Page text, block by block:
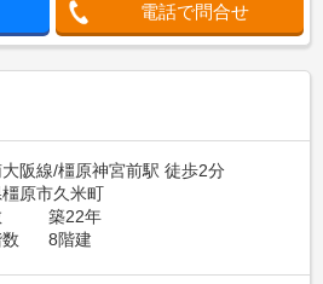
電話で問合せ
阪線/橿原神宮前駅 徒歩2分
原市久米町
築22年
8階建